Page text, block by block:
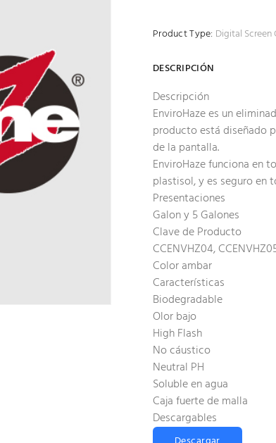
Product Type: Digital Screen
DESCRIPCIÓN
Descripción
EnviroHaze es un
producto está diseñado
de la pantalla.
EnviroHaze funciona en
plastisol, y es seguro en
Presentaciones
Galon y 5 Galones
Clave de Producto
CCENVHZ04,
Color ambar
Características
Biodegradable
Olor bajo
High Flash
No cáustico
Neutral PH
Soluble en agua
Caja fuerte de malla
Descargables